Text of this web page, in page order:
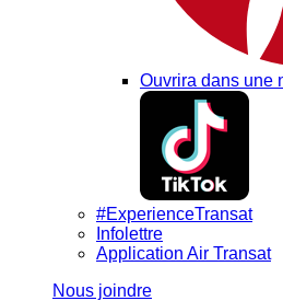
Ouvrira dans une
#ExperienceTransat
Infolettre
Application Air Transat
Nous joindre